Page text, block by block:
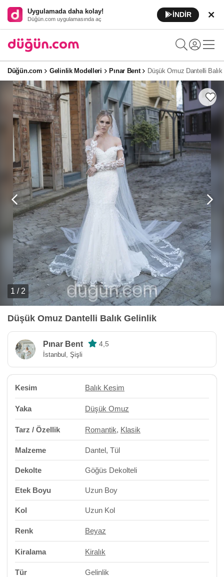
Uygulamada daha kolay!
Düğün.com uygulamasında aç
İNDİR
Düğün.com Gelinlik Modelleri Pınar Bent Düşük Omuz Dantelli
1 / 2
Düşük Omuz Dantelli Balık Gelinlik
Pınar Bent 4,5
İstanbul, Şişli
Kesim Balık Kesim
Yaka Düşük Omuz
Tarz / Özellik Romantik, Klasik
Malzeme Dantel, Tül
Dekolte Göğüs Dekolteli
Etek Boyu Uzun Boy
Kol Uzun Kol
Renk Beyaz
Kiralama Kiralık
Tür Gelinlik